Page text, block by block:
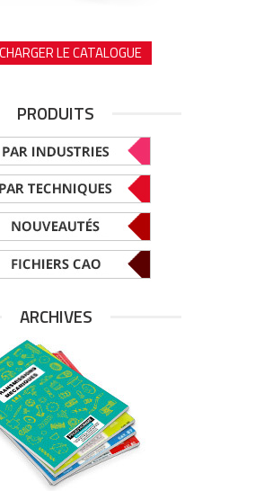
LE CATALOGUE
PRODUITS
ARCHIVES